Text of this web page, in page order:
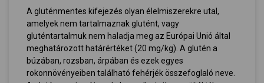
A gluténmentes kifejezés olyan élelmiszerekre utal,
amelyek nem tartalmaznak glutént, vagy
gluténtartalmuk nem haladja meg az Európai Unió által
meghatározott határértéket (20 mg/kg). A glutén a
búzában, rozsban, árpában és ezek egyes
rokonnövényeiben található fehérjék összefoglaló neve.